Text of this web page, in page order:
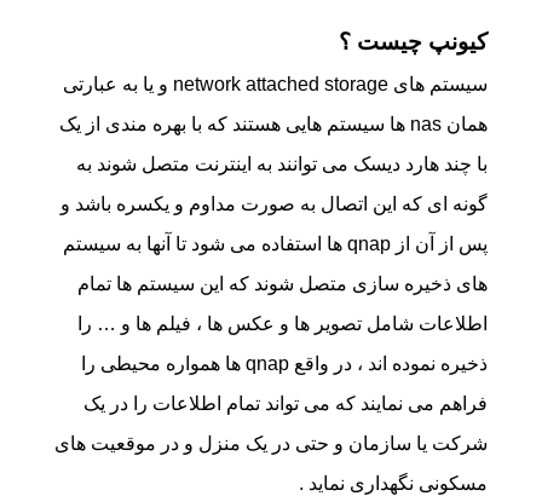
کیونپ چیست ؟
سیستم های network attached storage و یا به عبارتی
همان nas ها سیستم هایی هستند که با بهره مندی از یک
با چند هارد دیسک می توانند به اینترنت متصل شوند به
گونه ای که این اتصال به صورت مداوم و یکسره باشد و
پس از آن از qnap ها استفاده می شود تا آنها به سیستم
های ذخیره سازی متصل شوند که این سیستم ها تمام
اطلاعات شامل تصویر ها و عکس ها ، فیلم ها و … را
ذخیره نموده اند ، در واقع qnap ها همواره محیطی را
فراهم می نمایند که می تواند تمام اطلاعات را در یک
شرکت یا سازمان و حتی در یک منزل و در موقعیت های
مسکونی نگهداری نماید .